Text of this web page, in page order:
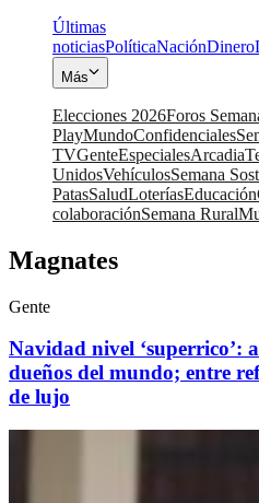
Últimas
noticiasPolíticaNaciónDinero
Más
Elecciones 2026Foros
PlayMundoConfidenciales
TVGenteEspecialesArcadia
UnidosVehículosSemana
PatasSaludLoteríasEducación
colaboraciónSemana Rural
Magnates
Gente
Navidad nivel ‘superrico’:
dueños del mundo; entre
de lujo